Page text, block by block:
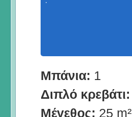
Μπάνια: 1
Διπλό κρεβάτι:
Μέγεθος: 25 m²